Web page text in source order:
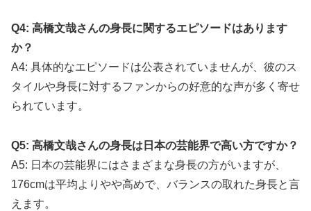
Q4: 高橋文哉さんの身長に関するエピソードはあります
か？
A4: 具体的なエピソードは公表されていませんが、彼のス
タイルや身長に対するファンからの好意的な声が多く寄せ
られています。
Q5: 高橋文哉さんの身長は日本の芸能界で高い方ですか？
A5: 日本の芸能界にはさまざまな身長の方がいますが、
176cmは平均よりやや高めで、バランスの取れた身長と言
えます。